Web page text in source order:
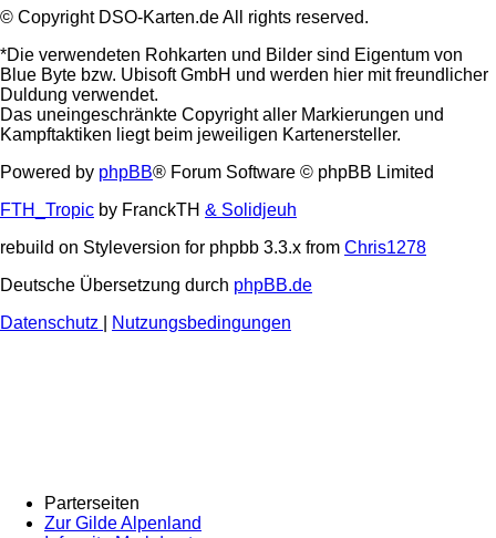
© Copyright DSO-Karten.de All rights reserved.
*Die verwendeten Rohkarten und Bilder sind Eigentum von
Blue Byte bzw. Ubisoft GmbH und werden hier mit freundlicher
Duldung verwendet.
Das uneingeschränkte Copyright aller Markierungen und
Kampftaktiken liegt beim jeweiligen Kartenersteller.
Powered by phpBB® Forum Software © phpBB Limited
FTH_Tropic by FranckTH & Solidjeuh
rebuild on Styleversion for phpbb 3.3.x from Chris1278
Deutsche Übersetzung durch phpBB.de
Datenschutz
Nutzungsbedingungen
Parterseiten
Zur Gilde Alpenland